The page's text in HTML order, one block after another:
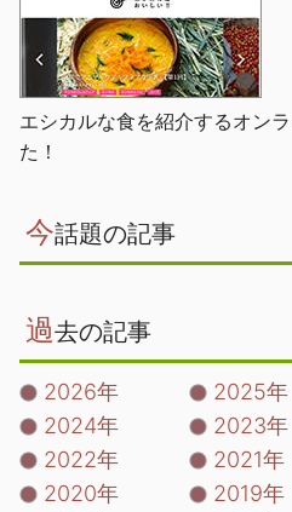
エシカルな食を紹介するオン
た！
今話題の記事
過去の記事
2026年
2025年
2024年
2023年
2022年
2021年
2020年
2019年